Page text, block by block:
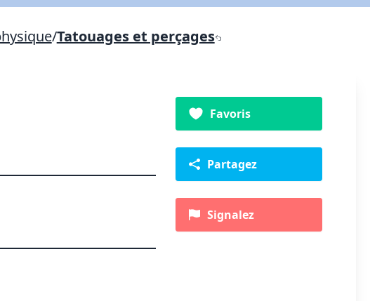
/Tatouages et perçages
Favoris
Partagez
Signalez
Envoyez